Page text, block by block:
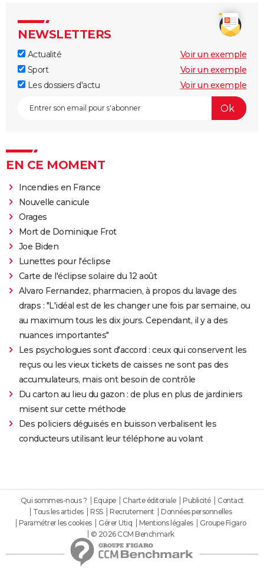
NEWSLETTERS
Actualité
Voir un exemple
Sport
Voir un exemple
Les dossiers d'actu
Voir un exemple
EN CE MOMENT
Incendies en France
Nouvelle canicule
Orages
Mort de Dominique Frot
Joe Biden
Lunettes pour l'éclipse
Carte de l'éclipse solaire du 12 août
Alvaro Fernandez, pharmacien, à propos du lavage des
draps : "L'idéal est de les changer une fois par semaine, ou
au maximum tous les dix jours. Cependant, il y a des
nuances importantes"
Les psychologues sont d'accord : ceux qui conservent les
reçus ou les vieux tickets de caisses ne sont pas des
accumulateurs, mais ont besoin de contrôle
Du carton au lieu du gazon : de plus en plus de jardiniers
misent sur cette méthode
Des policiers déguisés en buisson verbalisent les
conducteurs utilisant leur téléphone au volant
Qui sommes-nous ? Equipe Charte éditoriale Publicité
Contact
Tous les articles
RSS Recrutement
Données personnelles
Paramétrer les cookies
Gérer Utiq Mentions légales
Groupe Figaro
© 2026 CCM Benchmark